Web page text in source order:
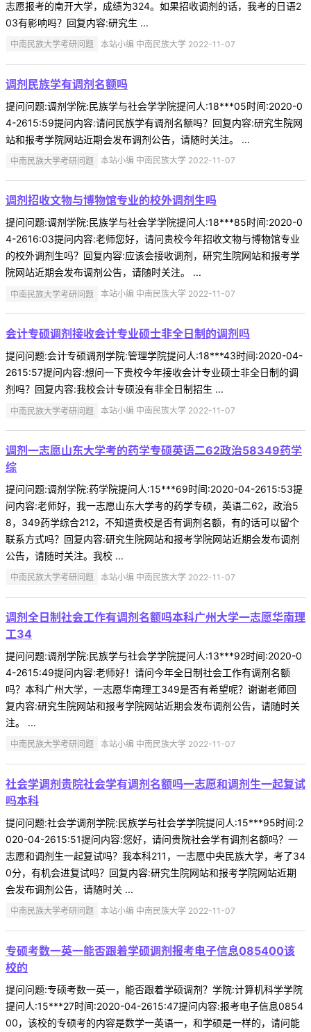
志愿报考的南开大学，成绩为324。如果招收调剂的话，我考的日语2
03有影响吗？回复内容:研究生 ...
中南民族大学考研问题 本站小编 中南民族大学 2022-11-07
调剂民族学有调剂名额吗
提问问题:调剂学院:民族学与社会学学院提问人:18***05时间:2020-0
4-2615:59提问内容:请问民族学有调剂名额吗？回复内容:研究生院网
站和报考学院网站近期会发布调剂公告，请随时关注。 ...
中南民族大学考研问题 本站小编 中南民族大学 2022-11-07
调剂招收文物与博物馆专业的校外调剂生吗
提问问题:调剂学院:民族学与社会学学院提问人:18***85时间:2020-0
4-2616:03提问内容:老师您好，请问贵校今年招收文物与博物馆专业
的校外调剂生吗？回复内容:应该会接收调剂，研究生院网站和报考学
院网站近期会发布调剂公告，请随时关注。 ...
中南民族大学考研问题 本站小编 中南民族大学 2022-11-07
会计专硕调剂接收会计专业硕士非全日制的调剂吗
提问问题:会计专硕调剂学院:管理学院提问人:18***43时间:2020-04-
2615:57提问内容:想问一下贵校今年接收会计专业硕士非全日制的调
剂吗？回复内容:我校会计专硕没有非全日制招生 ...
中南民族大学考研问题 本站小编 中南民族大学 2022-11-07
调剂一志愿山东大学考的药学专硕英语二62政治58349药学
综
提问问题:调剂学院:药学院提问人:15***69时间:2020-04-2615:53提
问内容:老师好，我一志愿山东大学考的药学专硕，英语二62，政治5
8，349药学综合212，不知道贵校是否有调剂名额，有的话可以留个
联系方式吗？回复内容:研究生院网站和报考学院网站近期会发布调剂
公告，请随时关注。我校 ...
中南民族大学考研问题 本站小编 中南民族大学 2022-11-07
调剂全日制社会工作有调剂名额吗本科广州大学一志愿华南理
工34
提问问题:调剂学院:民族学与社会学学院提问人:13***92时间:2020-0
4-2615:49提问内容:老师好！请问今年全日制社会工作有调剂名额
吗？本科广州大学，一志愿华南理工349是否有希望呢？谢谢老师回
复内容:研究生院网站和报考学院网站近期会发布调剂公告，请随时关
注。 ...
中南民族大学考研问题 本站小编 中南民族大学 2022-11-07
社会学调剂贵院社会学有调剂名额吗一志愿和调剂生一起复试
吗本科
提问问题:社会学调剂学院:民族学与社会学学院提问人:15***95时间:2
020-04-2615:51提问内容:您好，请问贵院社会学有调剂名额吗？一
志愿和调剂生一起复试吗？我本科211，一志愿中央民族大学，考了34
0分，有机会进复试吗？回复内容:研究生院网站和报考学院网站近期
会发布调剂公告，请随时关 ...
中南民族大学考研问题 本站小编 中南民族大学 2022-11-07
专硕考数一英一能否跟着学硕调剂报考电子信息085400该
校的
提问问题:专硕考数一英一，能否跟着学硕调剂？学院:计算机科学学院
提问人:15***27时间:2020-04-2615:47提问内容:报考电子信息0854
00，该校的专硕考的内容是数学一英语一，和学硕是一样的，请问能